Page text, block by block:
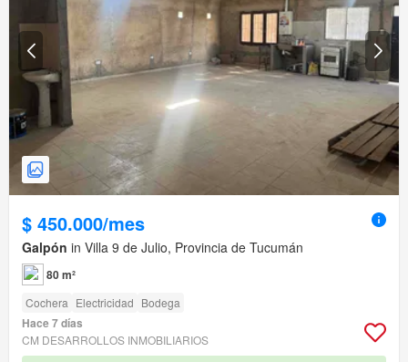
$ 450.000/mes
Galpón in Villa 9 de Julio, Provincia de Tucumán
80 m²
Cochera Electricidad Bodega
Hace 7 días
CM DESARROLLOS INMOBILIARIOS